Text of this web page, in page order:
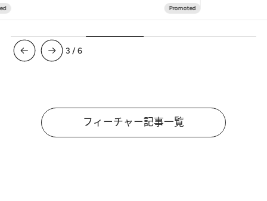
3 /6
フィーチャー記事一覧